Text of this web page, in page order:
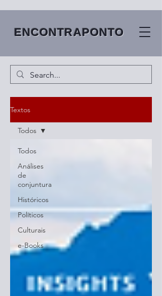
ENCONTRAPONTO
Textos
Todos
Análises
de
conjuntura
Históricos
Políticos
Culturais
e-Books
Todos